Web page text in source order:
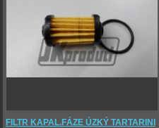
FILTR KAPAL.FÁZE ÚZKÝ TARTARINI